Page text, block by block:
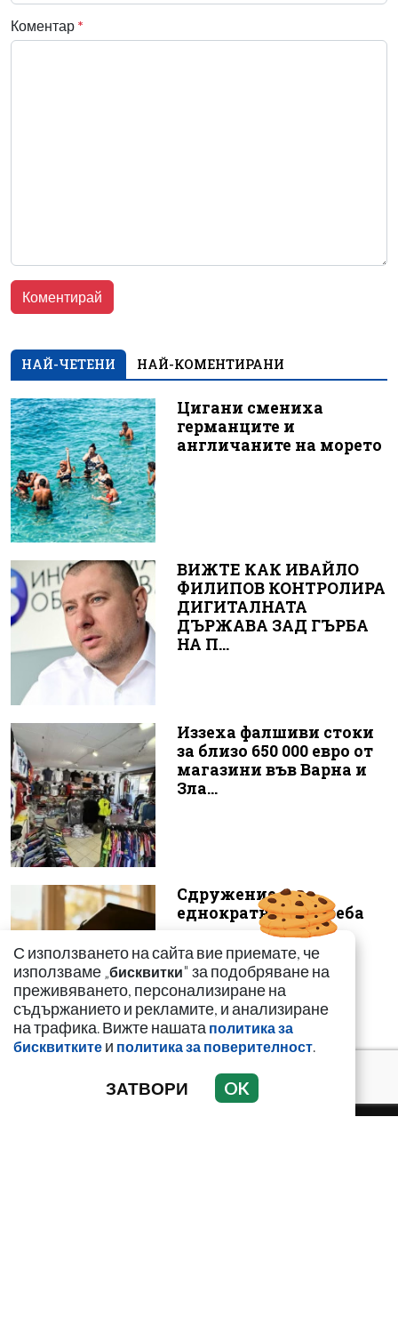
Коментар *
НАЙ-ЧЕТЕНИ НАЙ-КОМЕНТИРАНИ
Цигани смениха
германците и
англичаните на морето
ВИЖТЕ КАК ИВАЙЛО
ФИЛИПОВ КОНТРОЛИРА
ДИГИТАЛНАТА
ДЪРЖАВА ЗАД ГЪРБА
НА П...
Иззеха фалшиви стоки
за близо 650 000 евро от
магазини във Варна и
Зла...
Сдружение за
еднократна употреба
С използването на сайта вие приемате, че
използваме „бисквитки" за подобряване на
преживяването, персонализиране на
съдържанието и рекламите, и анализиране
на трафика. Вижте нашата политика за
бисквитките и политика за поверителност.
ЗАТВОРИ OK